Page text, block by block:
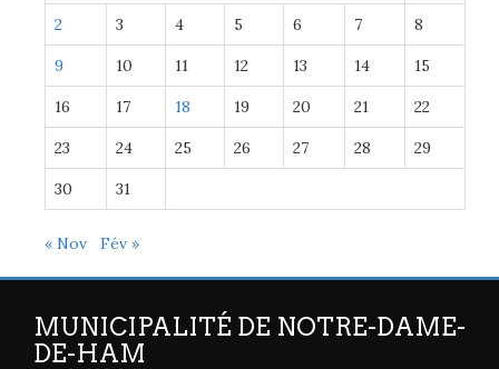
2 3 4 5 6 7 8
9 10 11 12 13 14 15
16 17 18 19 20 21 22
23 24 25 26 27 28 29
30 31
« Nov Fév »
MUNICIPALITÉ DE NOTRE-DAME-
DE-HAM